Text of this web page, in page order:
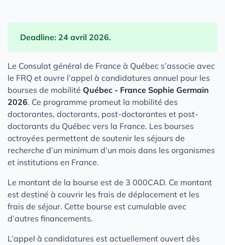
Deadline: 24 avril 2026.
Le Consulat général de France à Québec s’associe avec
le FRQ et ouvre l’appel à candidatures annuel pour les
bourses de mobilité Québec - France Sophie Germain
2026. Ce programme promeut la mobilité des
doctorantes, doctorants, post-doctorantes et post-
doctorants du Québec vers la France. Les bourses
octroyées permettent de soutenir les séjours de
recherche d’un minimum d’un mois dans les organismes
et institutions en France.
Le montant de la bourse est de 3 000CAD. Ce montant
est destiné à couvrir les frais de déplacement et les
frais de séjour. Cette bourse est cumulable avec
d’autres financements.
L’appel à candidatures est actuellement ouvert dès